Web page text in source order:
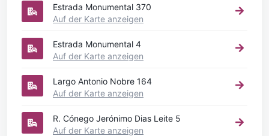
Estrada Monumental 370
Auf der Karte anzeigen
Estrada Monumental 4
Auf der Karte anzeigen
Largo Antonio Nobre 164
Auf der Karte anzeigen
R. Cónego Jerónimo Dias Leite 5
Auf der Karte anzeigen